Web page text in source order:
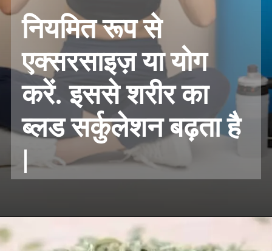
नियमित रूप से
एक्सरसाइज़ या योग
करें. इससे शरीर का
ब्लड सर्कुलेशन बढ़ता है
|